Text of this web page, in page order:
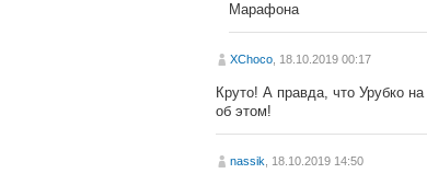
Марафона
XChoco , 18.10.2019 00:17
Круто! А правда, что Урубко
об этом!
nassik , 18.10.2019 14:50